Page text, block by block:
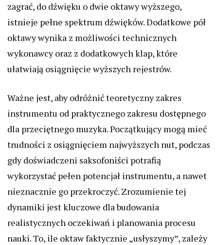
zagrać, do dźwięku o dwie oktawy wyższego,
istnieje pełne spektrum dźwięków. Dodatkowe pół
oktawy wynika z możliwości technicznych
wykonawcy oraz z dodatkowych klap, które
ułatwiają osiągnięcie wyższych rejestrów.
Ważne jest, aby odróżnić teoretyczny zakres
instrumentu od praktycznego zakresu dostępnego
dla przeciętnego muzyka. Początkujący mogą mieć
trudności z osiągnięciem najwyższych nut, podczas
gdy doświadczeni saksofoniści potrafią
wykorzystać pełen potencjał instrumentu, a nawet
nieznacznie go przekroczyć. Zrozumienie tej
dynamiki jest kluczowe dla budowania
realistycznych oczekiwań i planowania procesu
nauki. To, ile oktaw faktycznie „usłyszymy”, zależy